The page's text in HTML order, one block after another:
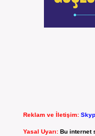
Reklam ve İletişim:
Yasal Uyarı: Bu internet